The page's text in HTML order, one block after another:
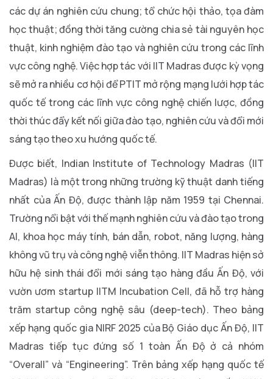
các dự án nghiên cứu chung; tổ chức hội thảo, tọa đàm
học thuật; đồng thời tăng cường chia sẻ tài nguyên học
thuật, kinh nghiệm đào tạo và nghiên cứu trong các lĩnh
vực công nghệ. Việc hợp tác với IIT Madras được kỳ vọng
sẽ mở ra nhiều cơ hội để PTIT mở rộng mạng lưới hợp tác
quốc tế trong các lĩnh vực công nghệ chiến lược, đồng
thời thúc đẩy kết nối giữa đào tạo, nghiên cứu và đổi mới
sáng tạo theo xu hướng quốc tế.
Được biết, Indian Institute of Technology Madras (IIT
Madras) là một trong những trường kỹ thuật danh tiếng
nhất của Ấn Độ, được thành lập năm 1959 tại Chennai.
Trường nổi bật với thế mạnh nghiên cứu và đào tạo trong
AI, khoa học máy tính, bán dẫn, robot, năng lượng, hàng
không vũ trụ và công nghệ viễn thông. IIT Madras hiện sở
hữu hệ sinh thái đổi mới sáng tạo hàng đầu Ấn Độ, với
vườn ươm startup IITM Incubation Cell, đã hỗ trợ hàng
trăm startup công nghệ sâu (deep-tech). Theo bảng
xếp hạng quốc gia NIRF 2025 của Bộ Giáo dục Ấn Độ, IIT
Madras tiếp tục đứng số 1 toàn Ấn Độ ở cả nhóm
“Overall” và “Engineering”. Trên bảng xếp hạng quốc tế